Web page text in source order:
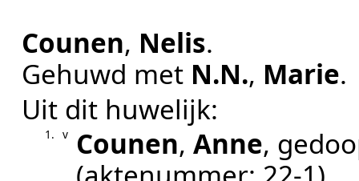
Counen, Nelis.
Gehuwd met N.N., Marie.
Uit dit huwelijk:
1. v Counen,Anne,